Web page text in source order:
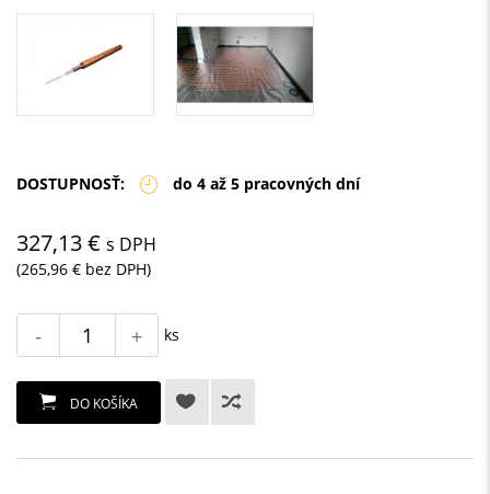
DOSTUPNOSŤ: do 4 až 5 pracovných dní
327,13 € s DPH
(265,96 € bez DPH)
- + ks
DO KOŠÍKA